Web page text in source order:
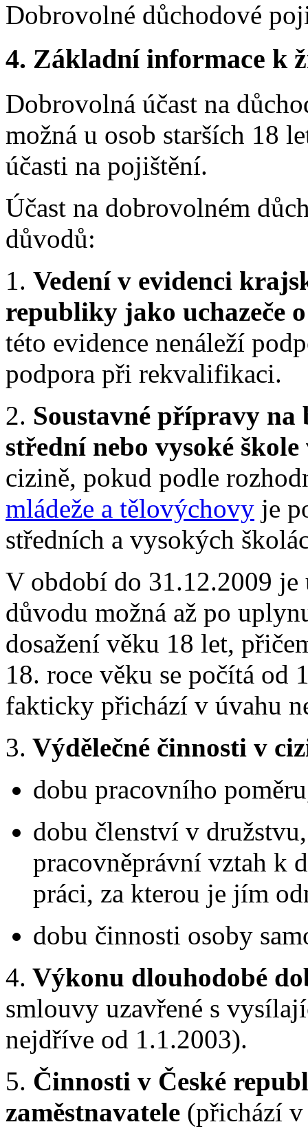
Dobrovolné důchodové
4. Základní informace k
Dobrovolná účast na
možná u osob starších 18
účasti na pojištění.
Účast na dobrovolném
důvodů:
1. Vedení v evidenci
republiky jako uchazeče
této evidence nenáleží
podpora při rekvalifikaci.
2. Soustavné přípravy na
střední nebo vysoké
cizině, pokud podle
mládeže a tělovýchovy je
středních a vysokých
V období do 31.12.2009 je
důvodu možná až po
dosažení věku 18 let,
18. roce věku se počítá od
fakticky přichází v úvahu
3. Výdělečné činnosti v
dobu pracovního
dobu členství v
pracovněprávní vztah k
práci, za kterou je jím
dobu činnosti osoby
4. Výkonu dlouhodobé
smlouvy uzavřené s
nejdříve od 1.1.2003).
5. Činnosti v České
zaměstnavatele (přichází